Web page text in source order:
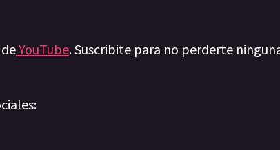
YouTube. Suscribite para no perderte